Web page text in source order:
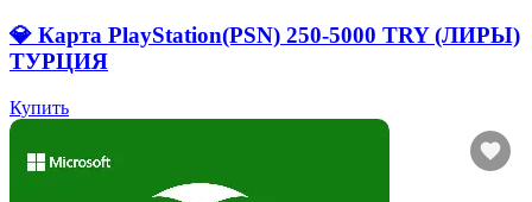
💎 Карта PlayStation(PSN) 250-5000 TRY (ЛИРЫ)
ТУРЦИЯ
Купить